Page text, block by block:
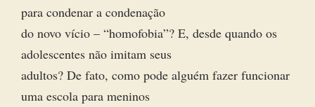
para condenar a condenação
do novo vício – “homofobia”? E, desde quando os
adolescentes não imitam seus
adultos? De fato, como pode alguém fazer funcionar
uma escola para meninos